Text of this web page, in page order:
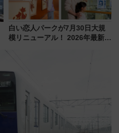
白い恋人パークが7月30日大規
模リニューアル！ 2026年最新の